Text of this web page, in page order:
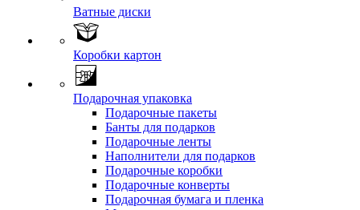
Ватные диски
Коробки картон
Подарочная упаковка
Подарочные пакеты
Банты для подарков
Подарочные ленты
Наполнители для подарков
Подарочные коробки
Подарочные конверты
Подарочная бумага и пленка